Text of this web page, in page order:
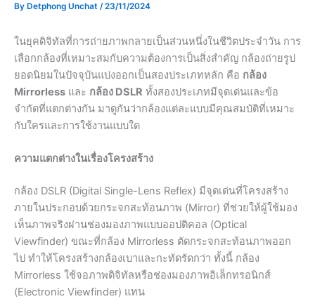
By Detphong Unchat /23/11/2024
ในยุคดิจิทัลที่การถ่ายภาพกลายเป็นส่วนหนึ่งในชีวิตประจำวัน การ
เลือกกล้องที่เหมาะสมกับความต้องการเป็นสิ่งสำคัญ กล้องถ่ายรูป
ยอดนิยมในปัจจุบันแบ่งออกเป็นสองประเภทหลัก คือ กล้อง
Mirrorless และ กล้อง DSLR ทั้งสองประเภทมีจุดเด่นและข้อ
จำกัดที่แตกต่างกัน มาดูกันว่ากล้องแต่ละแบบมีคุณสมบัติที่เหมาะ
กับใครและการใช้งานแบบใด
ความแตกต่างในเรื่องโครงสร้าง
กล้อง DSLR (Digital Single-Lens Reflex) มีจุดเด่นที่โครงสร้าง
ภายในประกอบด้วยกระจกสะท้อนภาพ (Mirror) ที่ช่วยให้ผู้ใช้มอง
เห็นภาพจริงผ่านช่องมองภาพแบบออปติคอล (Optical
Viewfinder) ขณะที่กล้อง Mirrorless ตัดกระจกสะท้อนภาพออก
ไป ทำให้โครงสร้างกล้องเบาและกะทัดรัดกว่า ทั้งนี้ กล้อง
Mirrorless ใช้จอภาพดิจิทัลหรือช่องมองภาพอิเล็กทรอนิกส์
(Electronic Viewfinder) แทน